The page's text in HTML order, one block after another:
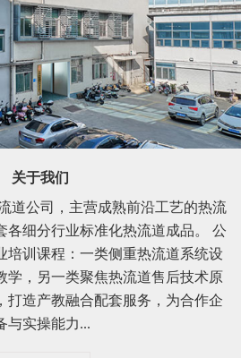
关于我们
道公司，主营成熟前沿工艺的热流
各细分行业标准化热流道成品。 公
培训课程：一类侧重热流道系统设
学，另一类聚焦热流道售后技术原
打造产教融合配套服务，为合作企
与实操能力...